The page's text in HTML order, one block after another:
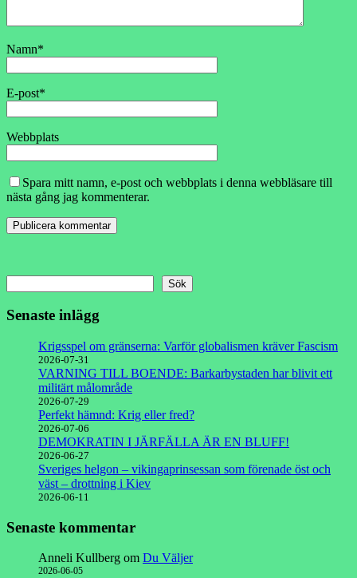
Namn*
E-post*
Webbplats
Spara mitt namn, e-post och webbplats i denna webbläsare till
nästa gång jag kommenterar.
Sök
Senaste inlägg
Krigsspel om gränserna: Varför globalismen kräver Fascism
2026-07-31
VARNING TILL BOENDE: Barkarbystaden har blivit ett
militärt målområde
2026-07-29
Perfekt hämnd: Krig eller fred?
2026-07-06
DEMOKRATIN I JÄRFÄLLA ÄR EN BLUFF!
2026-06-27
Sveriges helgon – vikingaprinsessan som förenade öst och
väst – drottning i Kiev
2026-06-11
Senaste kommentar
Anneli Kullberg om Du Väljer
2026-06-05